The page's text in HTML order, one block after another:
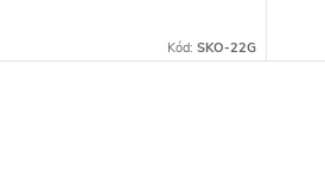
Kód: SKO-22G